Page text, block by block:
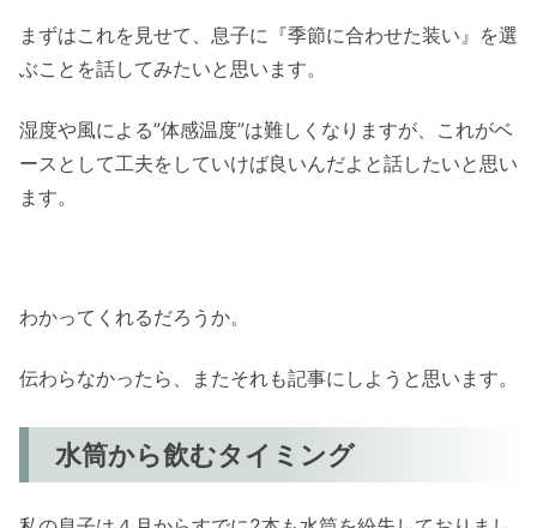
まずはこれを見せて、息子に『季節に合わせた装い』を選
ぶことを話してみたいと思います。
湿度や風による”体感温度”は難しくなりますが、これがベ
ースとして工夫をしていけば良いんだよと話したいと思い
ます。
わかってくれるだろうか。
伝わらなかったら、またそれも記事にしようと思います。
水筒から飲むタイミング